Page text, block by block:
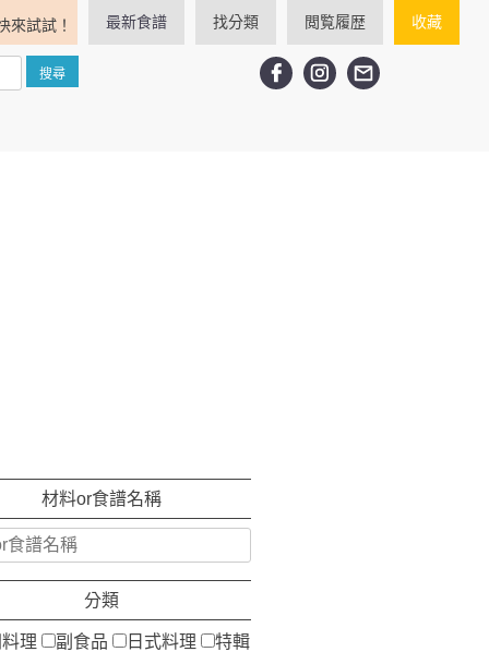
來試試！ 最新食譜 找分類 閲覧履歴 收藏
材料or食譜名稱
分類
理 副食品 日式料理
特輯